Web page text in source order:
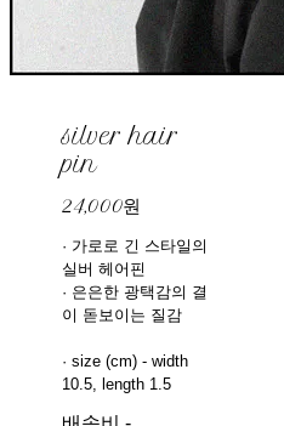
silver hair
pin
24,000원
· 가로로 긴 스타일의
실버 헤어핀
· 은은한 광택감의 결
이 돋보이는 질감
· size (cm) - width
10.5, length 1.5